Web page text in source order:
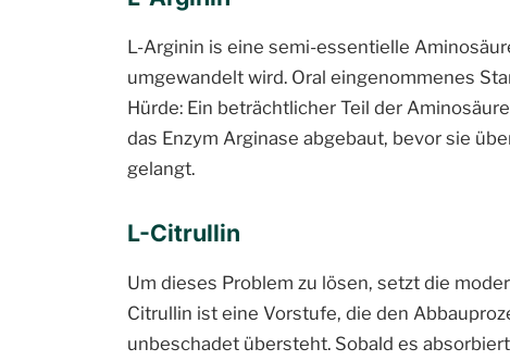
L-Arginin is eine semi-essentielle
umgewandelt wird. Oral eingenommenes
Hürde: Ein beträchtlicher Teil der
das Enzym Arginase abgebaut, bevor sie
gelangt.
L-Citrullin
Um dieses Problem zu lösen, setzt die
Citrullin ist eine Vorstufe, die den
unbeschadet übersteht. Sobald es